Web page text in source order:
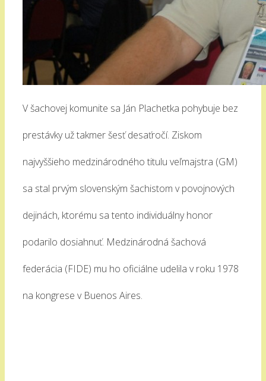
V šachovej komunite sa Ján Plachetka pohybuje bez
prestávky už takmer šesť desaťročí. Ziskom
najvyššieho medzinárodného titulu veľmajstra (GM)
sa stal prvým slovenským šachistom v povojnových
dejinách, ktorému sa tento individuálny honor
podarilo dosiahnuť. Medzinárodná šachová
federácia (FIDE) mu ho oficiálne udelila v roku 1978
na kongrese v Buenos Aires.